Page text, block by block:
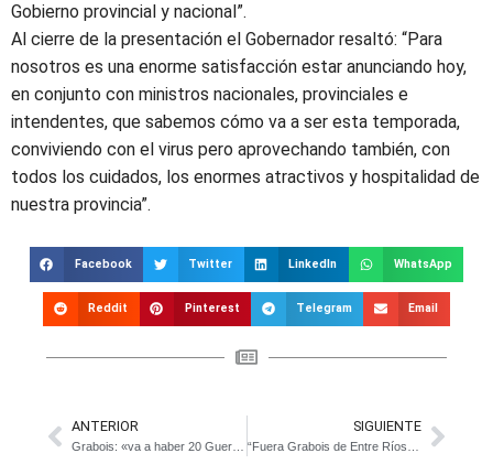
Gobierno provincial y nacional”.
Al cierre de la presentación el Gobernador resaltó: “Para
nosotros es una enorme satisfacción estar anunciando hoy,
en conjunto con ministros nacionales, provinciales e
intendentes, que sabemos cómo va a ser esta temporada,
conviviendo con el virus pero aprovechando también, con
todos los cuidados, los enormes atractivos y hospitalidad de
nuestra provincia”.
Facebook Twitter LinkedIn WhatsApp
Reddit Pinterest Telegram Email
ANTERIOR SIGUIENTE